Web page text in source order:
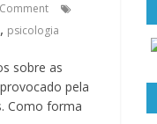
, psicologia
sobre as
pela
Como forma